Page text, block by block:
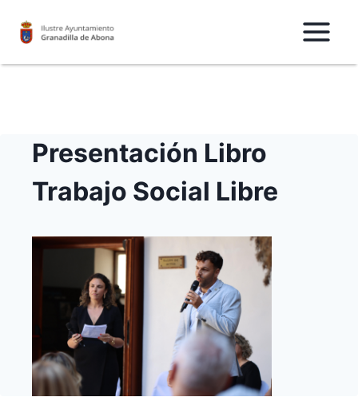
Presentación Libro
Trabajo Social Libre